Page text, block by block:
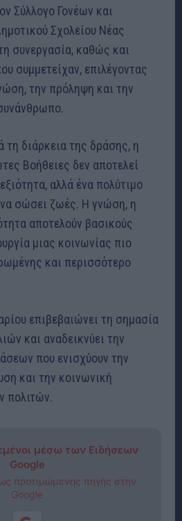
Σύλλογο Γονέων και
Σχολείου Νέας
συνεργασία, καθώς και
συμμετείχαν, επιλέγοντας
την πρόληψη και την
διάρκεια της δράσης, η
Βοήθειες δεν αποτελεί
αλλά ένα πολύτιμο
να σώσει ζωές. Η γνώση, η
αποτελούν βασικούς
μιας κοινωνίας πιο
και περισσότερο
επιβεβαιώνει τη σημασία
και αναδεικνύει την
που ενισχύουν την
και την κοινωνική
πολιτών.
μέσω των Ειδήσεων
Google
προτιμώμενης πηγής στην
Google